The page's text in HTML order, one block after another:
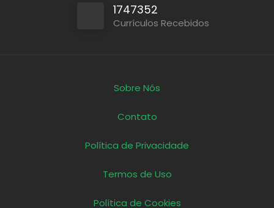
1747352
Currículos Recebidos
Sobre Nós
Contato
Política de Privacidade
Termos de Uso
Política de Cookies